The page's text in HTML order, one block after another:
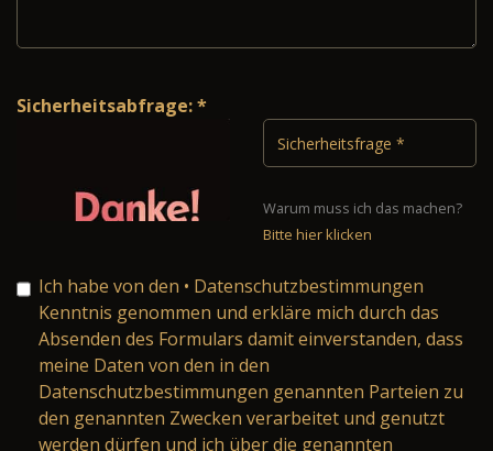
Sicherheitsabfrage: *
Warum muss ich das machen?
Bitte hier klicken
Ich habe von den • Datenschutzbestimmungen
Kenntnis genommen und erkläre mich durch das
Absenden des Formulars damit einverstanden, dass
meine Daten von den in den
Datenschutzbestimmungen genannten Parteien zu
den genannten Zwecken verarbeitet und genutzt
werden dürfen und ich über die genannten